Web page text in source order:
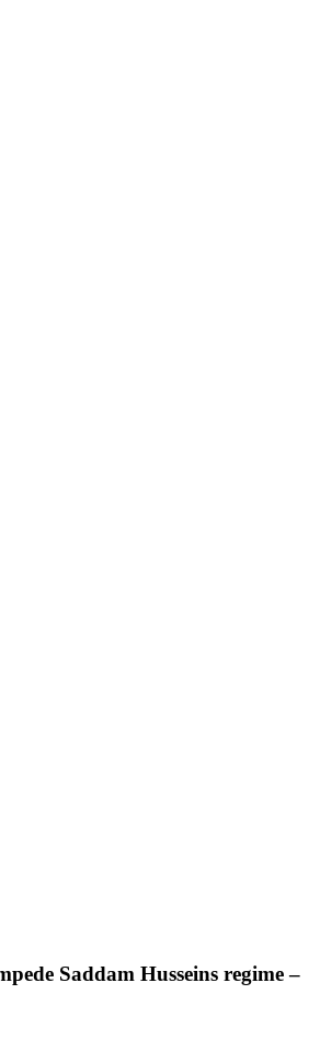
Saddam Husseins regime –